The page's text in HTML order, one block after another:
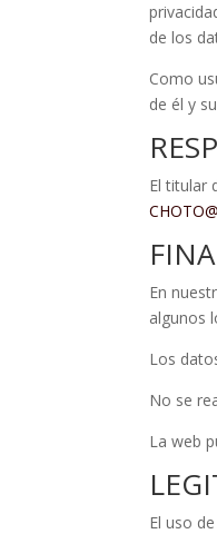
de los
Como
de él y
El titular
En
algunos
Los
No se
La web
El uso